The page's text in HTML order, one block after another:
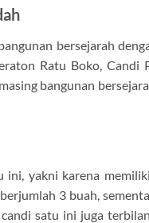
bersejarah
Ratu Boko, Candi
bangunan
yakni karena
3 buah,
satu ini juga